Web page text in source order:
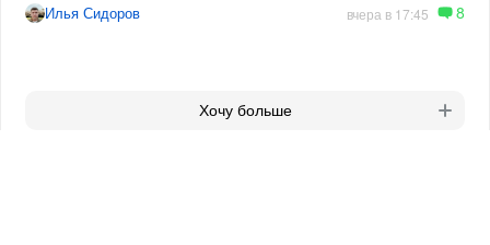
Илья Сидоров вчера в 17:45 8
Хочу больше